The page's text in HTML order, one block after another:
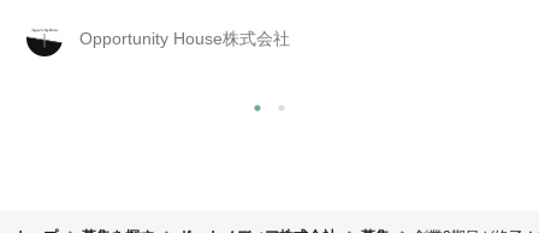
Opportunity House株式会社